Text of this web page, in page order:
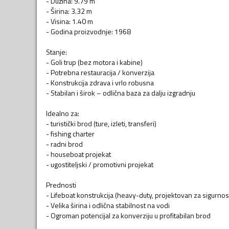
- Širina: 3.32 m
- Visina: 1.40 m
- Godina proizvodnje: 1968
Stanje:
- Goli trup (bez motora i kabine)
- Potrebna restauracija / konverzija
- Konstrukcija zdrava i vrlo robusna
- Stabilan i širok – odlična baza za dalju izgradnju
Idealno za:
- turistički brod (ture, izleti, transferi)
- fishing charter
- radni brod
- houseboat projekat
- ugostiteljski / promotivni projekat
Prednosti
- Lifeboat konstrukcija (heavy-duty, projektovan za
- Velika širina i odlična stabilnost na vodi
- Ogroman potencijal za konverziju u profitabilan brod